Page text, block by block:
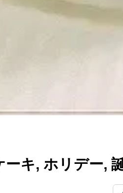
キ, ホリデー,